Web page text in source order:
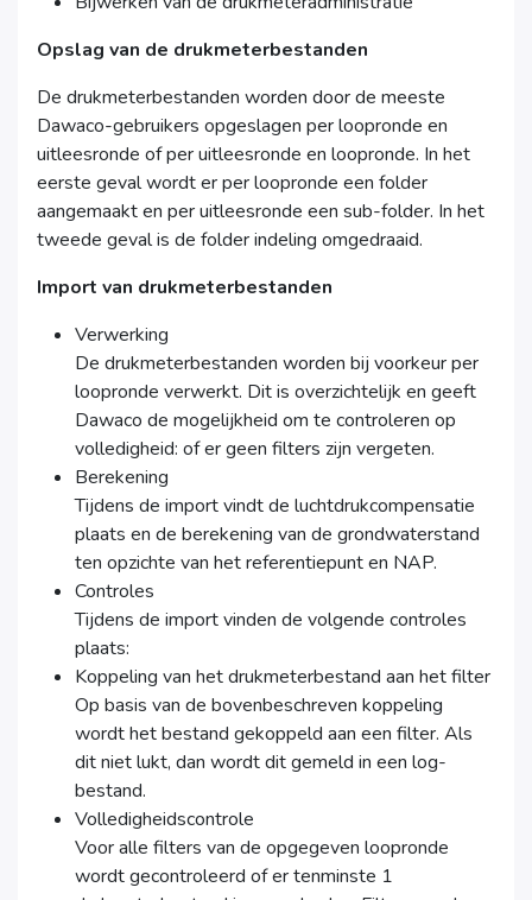
Opslag van de drukmeterbestanden
De drukmeterbestanden worden door de meeste
Dawaco-gebruikers opgeslagen per loopronde en
uitleesronde of per uitleesronde en loopronde. In het
eerste geval wordt er per loopronde een folder
aangemaakt en per uitleesronde een sub-folder. In het
tweede geval is de folder indeling omgedraaid.
Import van drukmeterbestanden
Verwerking
De drukmeterbestanden worden bij voorkeur per
loopronde verwerkt. Dit is overzichtelijk en geeft
Dawaco de mogelijkheid om te controleren op
volledigheid: of er geen filters zijn vergeten.
Berekening
Tijdens de import vindt de luchtdrukcompensatie
plaats en de berekening van de grondwaterstand
ten opzichte van het referentiepunt en NAP.
Controles
Tijdens de import vinden de volgende controles
plaats:
Koppeling van het drukmeterbestand aan het filter
Op basis van de bovenbeschreven koppeling
wordt het bestand gekoppeld aan een filter. Als
dit niet lukt, dan wordt dit gemeld in een log-
bestand.
Volledigheidscontrole
Voor alle filters van de opgegeven loopronde
wordt gecontroleerd of er tenminste 1